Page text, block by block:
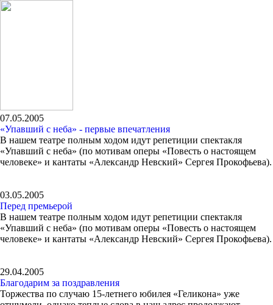
07.05.2005
«Упавший с неба» - первые впечатления
В нашем театре полным ходом идут репетиции спектакля
«Упавший с неба» (по мотивам оперы «Повесть о настоящем
человеке» и кантаты «Александр Невский» Сергея Прокофьева).
03.05.2005
Перед премьерой
В нашем театре полным ходом идут репетиции спектакля
«Упавший с неба» (по мотивам оперы «Повесть о настоящем
человеке» и кантаты «Александр Невский» Сергея Прокофьева).
29.04.2005
Благодарим за поздравления
Торжества по случаю 15-летнего юбилея «Геликона» уже